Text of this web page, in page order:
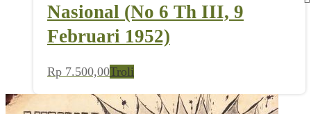
Nasional (No 6 Th III, 9
Februari 1952)
Rp 7.500,00Troli